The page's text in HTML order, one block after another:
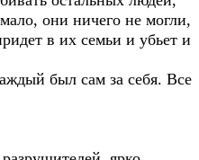
они ничего не могли,
в их семьи и убьет и
был сам за себя. Все